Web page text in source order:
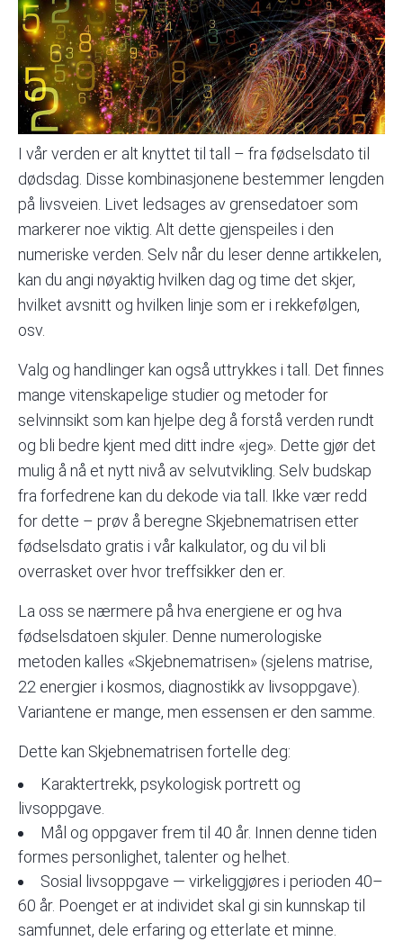
I vår verden er alt knyttet til tall – fra fødselsdato til
dødsdag. Disse kombinasjonene bestemmer lengden
på livsveien. Livet ledsages av grensedatoer som
markerer noe viktig. Alt dette gjenspeiles i den
numeriske verden. Selv når du leser denne artikkelen,
kan du angi nøyaktig hvilken dag og time det skjer,
hvilket avsnitt og hvilken linje som er i rekkefølgen,
osv.
Valg og handlinger kan også uttrykkes i tall. Det finnes
mange vitenskapelige studier og metoder for
selvinnsikt som kan hjelpe deg å forstå verden rundt
og bli bedre kjent med ditt indre «jeg». Dette gjør det
mulig å nå et nytt nivå av selvutvikling. Selv budskap
fra forfedrene kan du dekode via tall. Ikke vær redd
for dette – prøv å beregne Skjebnematrisen etter
fødselsdato gratis i vår kalkulator, og du vil bli
overrasket over hvor treffsikker den er.
La oss se nærmere på hva energiene er og hva
fødselsdatoen skjuler. Denne numerologiske
metoden kalles «Skjebnematrisen» (sjelens matrise,
22 energier i kosmos, diagnostikk av livsoppgave).
Variantene er mange, men essensen er den samme.
Dette kan Skjebnematrisen fortelle deg:
Karaktertrekk, psykologisk portrett og
livsoppgave.
Mål og oppgaver frem til 40 år. Innen denne tiden
formes personlighet, talenter og helhet.
Sosial livsoppgave — virkeliggjøres i perioden 40–
60 år. Poenget er at individet skal gi sin kunnskap til
samfunnet, dele erfaring og etterlate et minne.